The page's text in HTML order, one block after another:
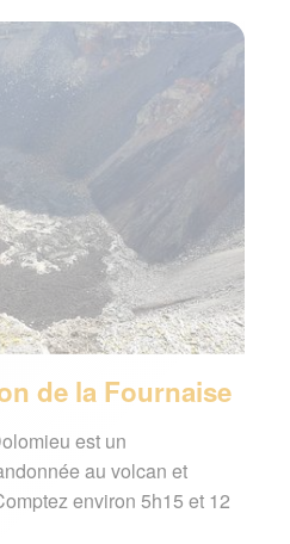
de la Fournaise
est un
au volcan et
environ 5h15 et 12